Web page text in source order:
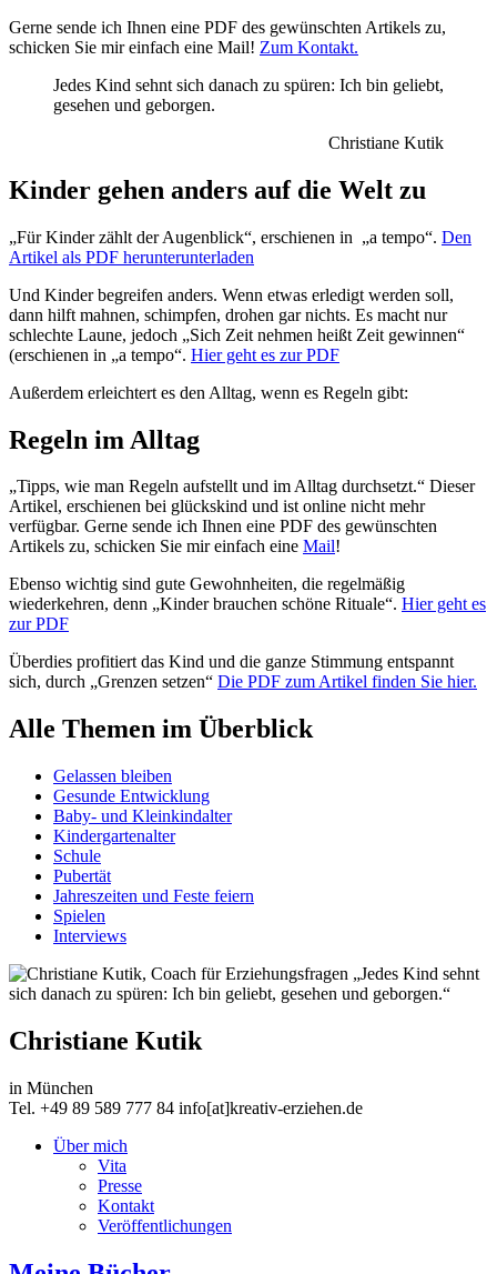
Gerne sende ich Ihnen eine PDF des gewünschten Artikels zu,
schicken Sie mir einfach eine Mail! Zum Kontakt.
Jedes Kind sehnt sich danach zu spüren: Ich bin geliebt,
gesehen und geborgen.
Christiane Kutik
Kinder gehen anders auf die Welt zu
„Für Kinder zählt der Augenblick“, erschienen in „a tempo“. Den
Artikel als PDF herunterunterladen
Und Kinder begreifen anders. Wenn etwas erledigt werden soll,
dann hilft mahnen, schimpfen, drohen gar nichts. Es macht nur
schlechte Laune, jedoch „Sich Zeit nehmen heißt Zeit gewinnen“
(erschienen in „a tempo“. Hier geht es zur PDF
Außerdem erleichtert es den Alltag, wenn es Regeln gibt:
Regeln im Alltag
„Tipps, wie man Regeln aufstellt und im Alltag durchsetzt.“ Dieser
Artikel, erschienen bei glückskind und ist online nicht mehr
verfügbar. Gerne sende ich Ihnen eine PDF des gewünschten
Artikels zu, schicken Sie mir einfach eine Mail!
Ebenso wichtig sind gute Gewohnheiten, die regelmäßig
wiederkehren, denn „Kinder brauchen schöne Rituale“. Hier geht es
zur PDF
Überdies profitiert das Kind und die ganze Stimmung entspannt
sich, durch „Grenzen setzen“ Die PDF zum Artikel finden Sie hier.
Alle Themen im Überblick
Gelassen bleiben
Gesunde Entwicklung
Baby- und Kleinkindalter
Kindergartenalter
Schule
Pubertät
Jahreszeiten und Feste feiern
Spielen
Interviews
„Jedes Kind sehnt
sich danach zu spüren: Ich bin geliebt, gesehen und geborgen.“
Christiane Kutik
in München
Tel. +49 89 589 777 84 info[at]kreativ-erziehen.de
Über mich
Vita
Presse
Kontakt
Veröffentlichungen